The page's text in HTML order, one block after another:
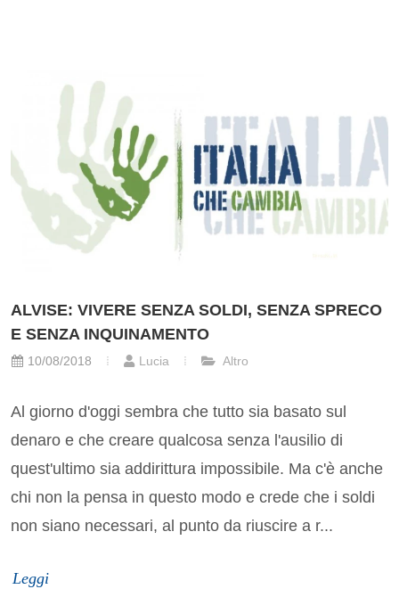
ALVISE: VIVERE SENZA SOLDI, SENZA SPRECO
E SENZA INQUINAMENTO
10/08/2018 Lucia Altro
Al giorno d'oggi sembra che tutto sia basato sul
denaro e che creare qualcosa senza l'ausilio di
quest'ultimo sia addirittura impossibile. Ma c'è anche
chi non la pensa in questo modo e crede che i soldi
non siano necessari, al punto da riuscire a r...
Leggi